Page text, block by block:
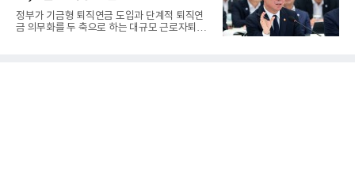
정부가 기금형 퇴직연금 도입과 단계적 퇴직연
금 의무화를 두 축으로 하는 대규모 근로자퇴직